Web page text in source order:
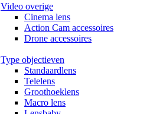
Video overige
Cinema lens
Action Cam accessoires
Drone accessoires
Type objectieven
Standaardlens
Telelens
Groothoeklens
Macro lens